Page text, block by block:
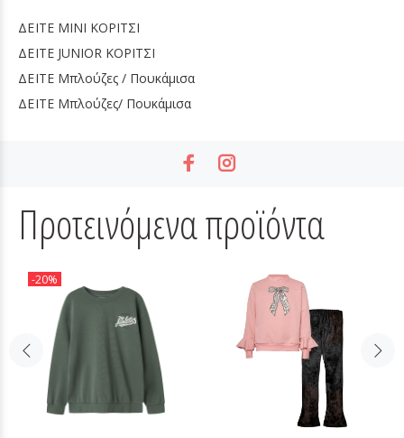
ΔΕΙΤΕ MINI ΚΟΡΙΤΣΙ
ΔΕΙΤΕ JUNIOR ΚΟΡΙΤΣΙ
ΔΕΙΤΕ Μπλούζες / Πουκάμισα
ΔΕΙΤΕ Μπλούζες/ Πουκάμισα
Προτεινόμενα προϊόντα
-20%